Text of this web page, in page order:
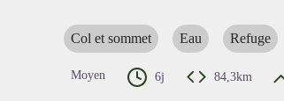
Col et sommet Eau Refuge
Moyen 6j 84,3km